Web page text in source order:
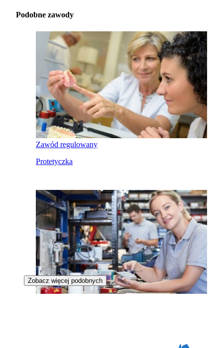
Podobne zawody
Zawód regulowany
Protetyczka
Zobacz więcej podobnych